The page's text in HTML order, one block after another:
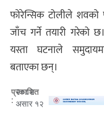
फोरेन्सिक टोलीले शवको
जाँच गर्ने तयारी गरेको
यस्ता घटनाले
बताएका छन्।
प्रकाशित
:
२०८२
असार १२